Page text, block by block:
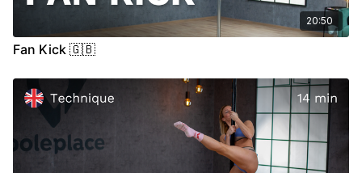
20:50
Fan Kick 🇬🇧